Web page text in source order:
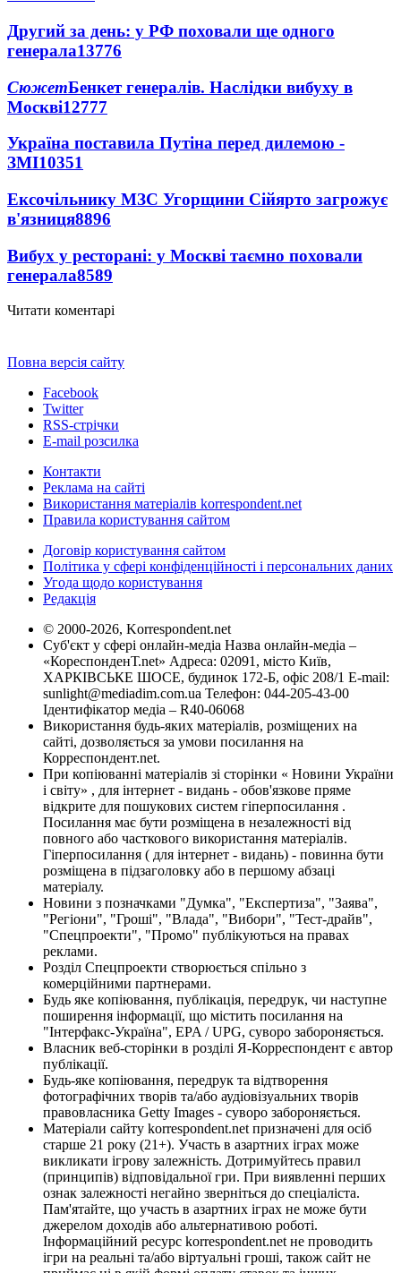
Другий за день: у РФ поховали ще одного
генерала13776
СюжетБенкет генералів. Наслідки вибуху в
Москві12777
Україна поставила Путіна перед дилемою -
ЗМІ10351
Ексочільнику МЗС Угорщини Сійярто загрожує
в'язниця8896
Вибух у ресторані: у Москві таємно поховали
генерала8589
Читати коментарі
Повна версія сайту
Facebook
Twitter
RSS-стрічки
E-mail розсилка
Контакти
Реклама на сайті
Використання матеріалів korrespondent.net
Правила користування сайтом
Договір користування сайтом
Політика у сфері конфіденційності і персональних даних
Угода щодо користування
Редакція
© 2000-2026, Korrespondent.net
Суб'єкт у сфері онлайн-медіа Назва онлайн-медіа –
«КореспонденТ.net» Адреса: 02091, місто Київ,
ХАРКІВСЬКЕ ШОСЕ, будинок 172-Б, офіс 208/1 E-mail:
sunlight@mediadim.com.ua Телефон: 044-205-43-00
Ідентифікатор медіа – R40-06068
Використання будь-яких матеріалів, розміщених на
сайті, дозволяється за умови посилання на
Корреспондент.net.
При копіюванні матеріалів зі сторінки « Новини України
і світу» , для інтернет - видань - обов'язкове пряме
відкрите для пошукових систем гіперпосилання .
Посилання має бути розміщена в незалежності від
повного або часткового використання матеріалів.
Гіперпосилання ( для інтернет - видань) - повинна бути
розміщена в підзаголовку або в першому абзаці
матеріалу.
Новини з позначками "Думка", "Експертиза", "Заява",
"Регіони", "Гроші", "Влада", "Вибори", "Тест-драйв",
"Спецпроекти", "Промо" публікуються на правах
реклами.
Розділ Спецпроекти створюється спільно з
комерційними партнерами.
Будь яке копіювання, публікація, передрук, чи наступне
поширення інформації, що містить посилання на
"Інтерфакс-Україна", EPA / UPG, суворо забороняється.
Власник веб-сторінки в розділі Я-Корреспондент є автор
публікації.
Будь-яке копіювання, передрук та відтворення
фотографічних творів та/або аудіовізуальних творів
правовласника Getty Images - суворо забороняється.
Матеріали сайту korrespondent.net призначені для осіб
старше 21 року (21+). Участь в азартних іграх може
викликати ігрову залежність. Дотримуйтесь правил
(принципів) відповідальної гри. При виявленні перших
ознак залежності негайно зверніться до спеціаліста.
Пам'ятайте, що участь в азартних іграх не може бути
джерелом доходів або альтернативою роботі.
Інформаційний ресурс korrespondent.net не проводить
ігри на реальні та/або віртуальні гроші, також сайт не